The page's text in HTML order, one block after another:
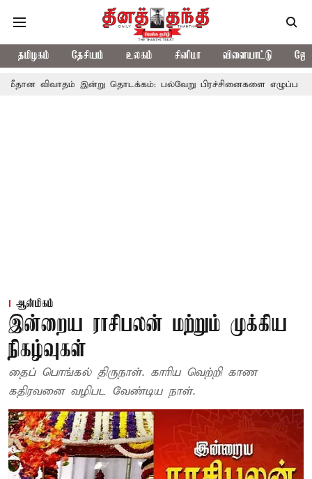
தமிழகம் தேசியம் உலகம் சினிமா விளையாட்டு
இன்று தொடக்கம்: பல்வேறு பிரச்சினைகளை எழுப்ப
ஆன்மிகம்
இன்றைய ராசிபலன் மற்றும் முக்கிய
நிகழ்வுகள்
தைப் பொங்கல் திருநாள். காரிய வெற்றி காண
கதிரவனை வழிபட வேண்டிய நாள்.